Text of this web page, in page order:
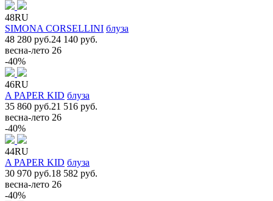
48RU
SIMONA CORSELLINI блуза
48 280 руб.24 140 руб.
весна-лето 26
-40%
46RU
A PAPER KID блуза
35 860 руб.21 516 руб.
весна-лето 26
-40%
44RU
A PAPER KID блуза
30 970 руб.18 582 руб.
весна-лето 26
-40%